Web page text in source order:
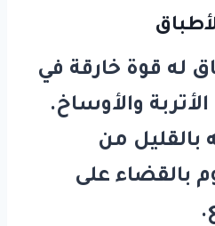
له قوة خارقة في
والأوساخ.
بالقليل من
بالقضاء على